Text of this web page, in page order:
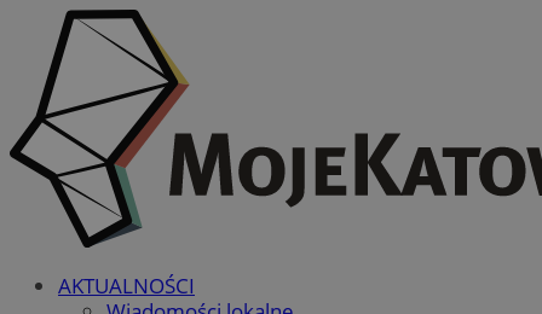
AKTUALNOŚCI